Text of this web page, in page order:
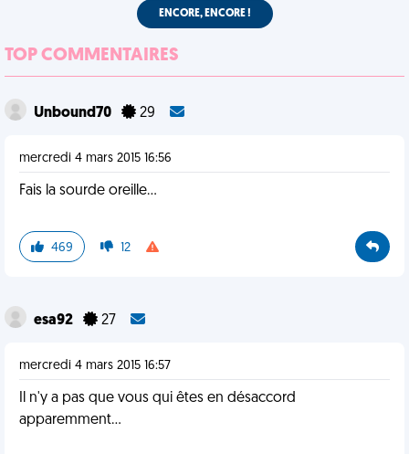
ENCORE, ENCORE !
TOP COMMENTAIRES
Unbound70 29
mercredi 4 mars 2015 16:56
Fais la sourde oreille...
469 12
esa92 27
mercredi 4 mars 2015 16:57
Il n'y a pas que vous qui êtes en désaccord
apparemment...